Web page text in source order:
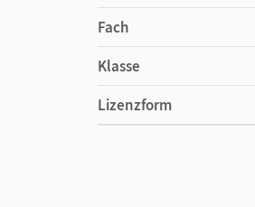
Fach
Klasse
Lizenzform